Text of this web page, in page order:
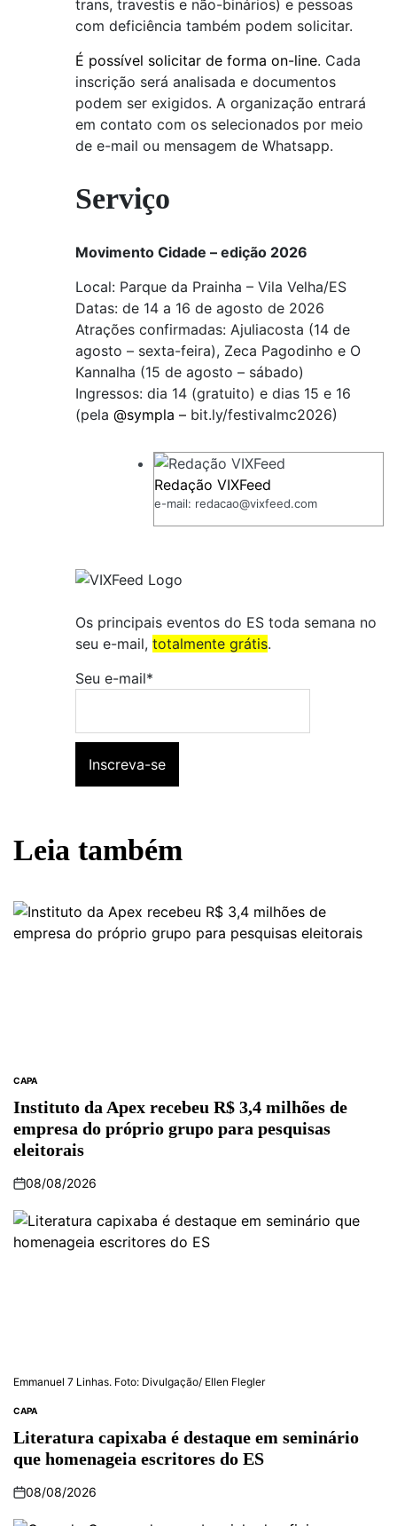
trans, travestis e não-binários) e pessoas
com deficiência também podem solicitar.
É possível solicitar de forma on-line. Cada
inscrição será analisada e documentos
podem ser exigidos. A organização entrará
em contato com os selecionados por meio
de e-mail ou mensagem de Whatsapp.
Serviço
Movimento Cidade – edição 2026
Local: Parque da Prainha – Vila Velha/ES
Datas: de 14 a 16 de agosto de 2026
Atrações confirmadas: Ajuliacosta (14 de
agosto – sexta-feira), Zeca Pagodinho e O
Kannalha (15 de agosto – sábado)
Ingressos: dia 14 (gratuito) e dias 15 e 16
(pela @sympla – bit.ly/festivalmc2026)
Redação VIXFeed
e-mail: redacao@vixfeed.com
Os principais eventos do ES toda semana no
seu e-mail, totalmente grátis.
Seu e-mail*
Leia também
POSTED
CAPA
Instituto da Apex recebeu R$ 3,4 milhões de
empresa do próprio grupo para pesquisas
eleitorais
08/08/2026
Emmanuel 7 Linhas. Foto: Divulgação/ Ellen Flegler
POSTED
CAPA
Literatura capixaba é destaque em seminário
que homenageia escritores do ES
08/08/2026